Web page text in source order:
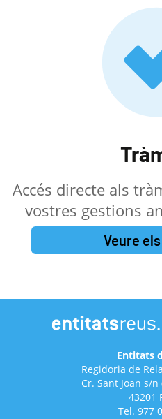
Accés directe als
vostres gestions
Veure
Entitats
Regidoria de
Cr. Sant Joan s/
43201
Tel. 977